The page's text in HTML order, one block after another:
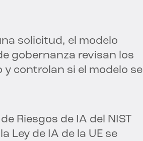
solicitud, el modelo
gobernanza revisan los
controlan si el modelo se
Riesgos de IA del NIST
Ley de IA de la UE se